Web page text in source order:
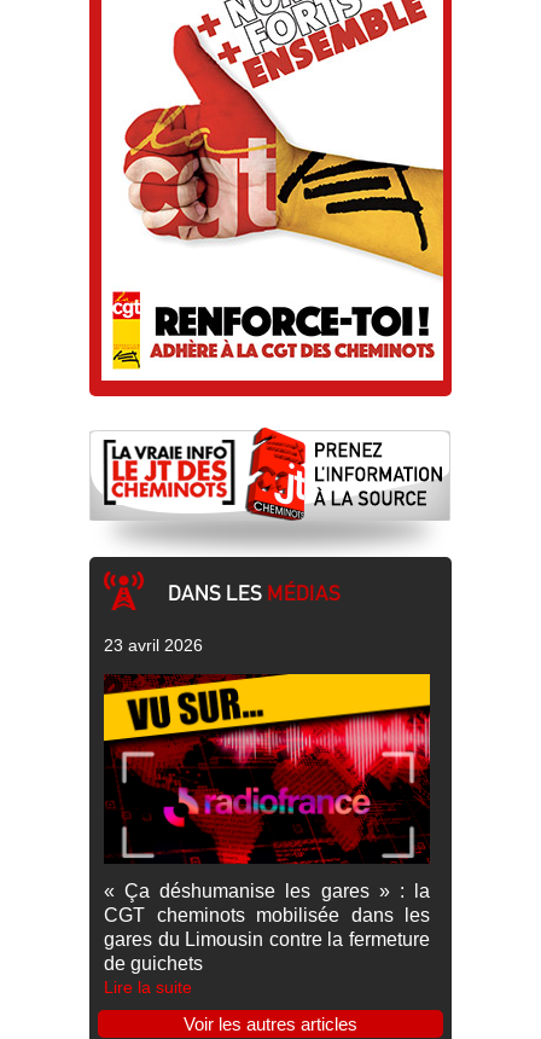
DANS LES MÉDIAS
23 avril 2026
« Ça déshumanise les gares » : la
CGT cheminots mobilisée dans les
gares du Limousin contre la fermeture
de guichets
Lire la suite
Voir les autres articles